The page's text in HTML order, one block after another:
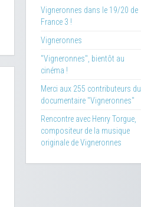
Vigneronnes dans le 19/20 de
France 3 !
Vigneronnes
"Vigneronnes", bientôt au
cinéma !
Merci aux 255 contributeurs du
documentaire "Vigneronnes"
Rencontre avec Henry Torgue,
compositeur de la musique
originale de Vigneronnes